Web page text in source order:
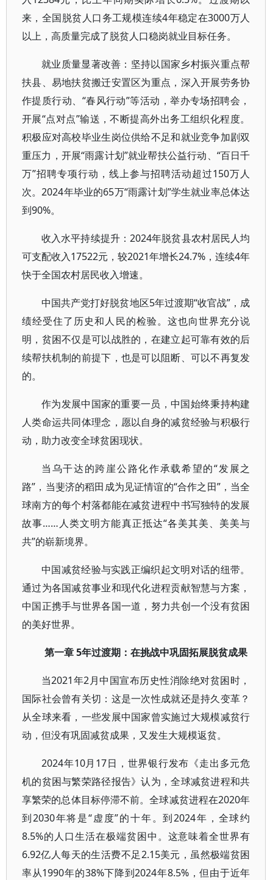
来，全国脱贫人口务工规模连续4年稳定在3000万人
以上，高质量完成了脱贫人口稳岗就业目标任务。
就业质量显著改善：坚持以国家乡村振兴重点帮
扶县、易地扶贫搬迁安置区为重点，深入开展劳务协
作提质行动、“春风行动”等活动，举办专场招聘会，
开展“点对点”输送，不断提高外出务工组织化程度。
积极应对高校毕业生岗位供给不足和就业竞争加剧双
重压力，开展“雨露计划”就业帮扶公益行动、“百日千
万”招聘专项行动，线上参与招聘活动超过150万人
次。2024年毕业的65万“雨露计划”学生就业率总体达
到90%。
收入水平持续提升：2024年脱贫县农村居民人均
可支配收入17522元，较2021年增长24.7%，连续4年
快于全国农村居民收入增速。
中国共产党打好脱贫地区5年过渡期“收官战”，成
绩经受住了历史和人民的检验。这也向世界充分说
明，贫困不仅是可以战胜的，在建立起可靠有效的后
续帮扶机制的前提下，也是可以阻断、可以不再复发
的。
作为发展中国家的重要一员，中国始终秉持构建
人类命运共同体理念，愿以自身的减贫经验与积极行
动，助力改变全球贫困现状。
当乌干达的跨崖公路化作承载希望的“发展之
路”，当斐济的稻田成为见证情谊的“合作之田”，当全
球南方的每个村落都能在减贫进程中书写独特的发展
故事……人类文明方能真正抵达“各美其美、美美与
共”的崭新境界。
中国减贫经验与实践正编织起文明对话的纽带。
通过为各国减贫事业和现代化进程贡献智慧与方案，
中国正携手与世界各国一道，努力共创一个没有贫困
的美好世界。
第一章 5年过渡期：在挑战中巩固拓展脱贫成果
当2021年2月中国宣布历史性消除绝对贫困时，
国际社会曾有关切：这是一次性成就还是持久变革？
从全球来看，一些发展中国家曾实施过大规模减贫行
动，但没有巩固减贫成果，又发生大规模返贫。
2024年10月17日，世界银行发布《走出多元危
机的贫困与繁荣路径报告》认为，全球减贫进程和共
享繁荣的总体目标停滞不前。全球减贫进程在2020年
到2030年将是“虚度”的十年。到2024年，全球约
8.5%的人口生活在极端贫困中。这意味着全世界有
6.92亿人每天的生活费不足2.15美元，虽然极端贫困
率从1990年的38%下降到2024年8.5%，但由于近年